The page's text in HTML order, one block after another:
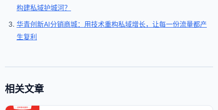
构建私域护城河？
华青创新AI分销商城：用技术重构私域增长，让每一份流量都产
生复利
相关文章